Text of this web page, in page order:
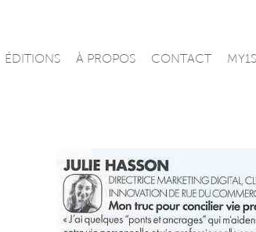
ÉDITIONS À PROPOS CONTACT